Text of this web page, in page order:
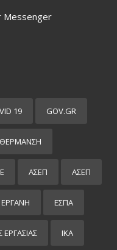
Μessenger
19 GOV.GR
ΑΣΕΠ ΑΣΕΠ
ΕΡΓΑΝΗ ΕΣΠΑ
ΕΡΓΑΣΙΑΣ ΙΚΑ